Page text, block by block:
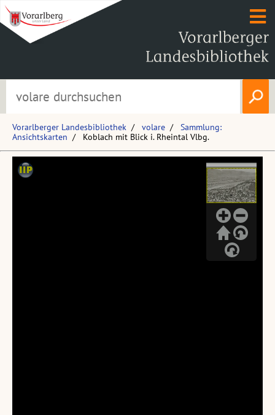
Vorarlberger Landesbibliothek volare
Sammlung:
Ansichtskarten
Koblach mit Blick i. Rheintal Vlbg.